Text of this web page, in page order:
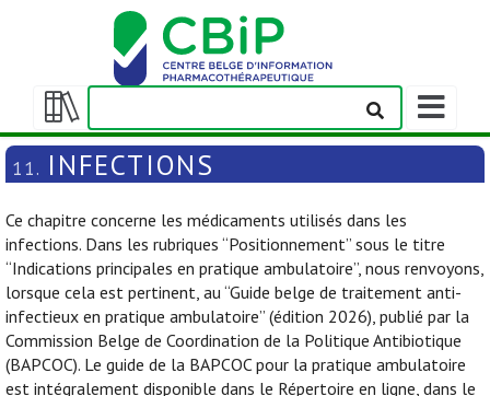
Afficher/masquer
la
table
matières
Afficher/
la
barre
navigation
11. INFECTIONS
Ce chapitre concerne les médicaments utilisés dans les
infections. Dans les rubriques “Positionnement” sous le titre
“Indications principales en pratique ambulatoire”, nous renvoyons,
lorsque cela est pertinent, au “Guide belge de traitement anti-
infectieux en pratique ambulatoire” (édition 2026), publié par la
Commission Belge de Coordination de la Politique Antibiotique
(BAPCOC). Le guide de la BAPCOC pour la pratique ambulatoire
est intégralement disponible dans le Répertoire en ligne, dans le